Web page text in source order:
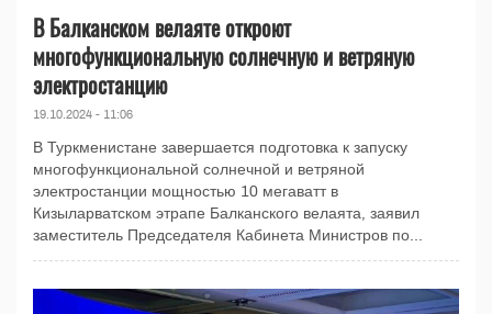
В Балканском велаяте откроют
многофункциональную солнечную и ветряную
электростанцию
19.10.2024 - 11:06
В Туркменистане завершается подготовка к запуску
многофункциональной солнечной и ветряной
электростанции мощностью 10 мегаватт в
Кизыларватском этрапе Балканского велаята, заявил
заместитель Председателя Кабинета Министров по...